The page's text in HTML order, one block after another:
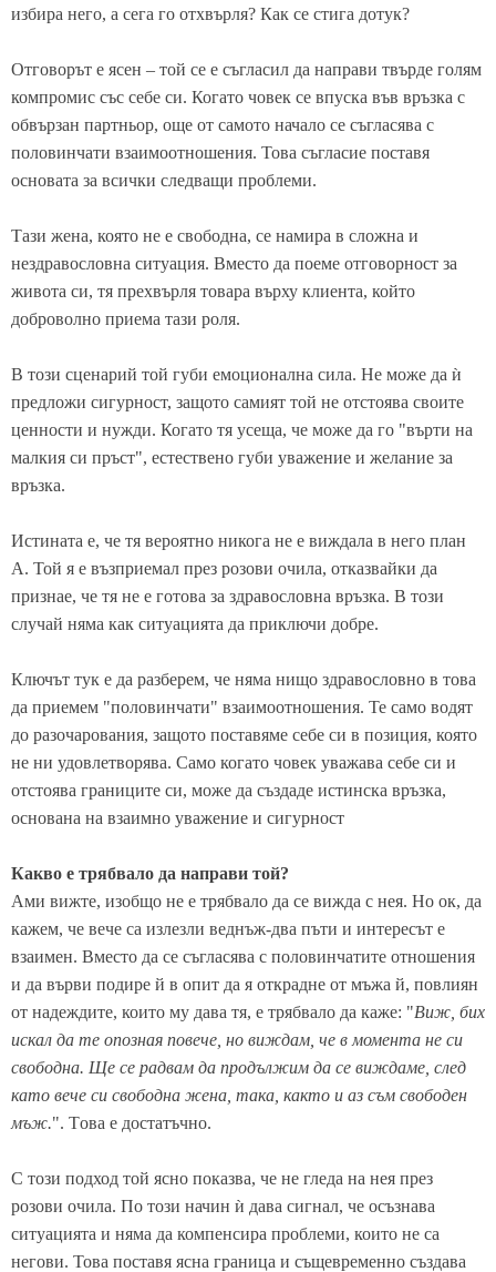
избира него, а сега го отхвърля? Как се стига дотук?
Отговорът е ясен – той се е съгласил да направи твърде голям
компромис със себе си. Когато човек се впуска във връзка с
обвързан партньор, още от самото начало се съгласява с
половинчати взаимоотношения. Това съгласие поставя
основата за всички следващи проблеми.
Тази жена, която не е свободна, се намира в сложна и
нездравословна ситуация. Вместо да поеме отговорност за
живота си, тя прехвърля товара върху клиента, който
доброволно приема тази роля.
В този сценарий той губи емоционална сила. Не може да ѝ
предложи сигурност, защото самият той не отстоява своите
ценности и нужди. Когато тя усеща, че може да го "върти на
малкия си пръст", естествено губи уважение и желание за
връзка.
Истината е, че тя вероятно никога не е виждала в него план
А. Той я е възприемал през розови очила, отказвайки да
признае, че тя не е готова за здравословна връзка. В този
случай няма как ситуацията да приключи добре.
Ключът тук е да разберем, че няма нищо здравословно в това
да приемем "половинчати" взаимоотношения. Те само водят
до разочарования, защото поставяме себе си в позиция, която
не ни удовлетворява. Само когато човек уважава себе си и
отстоява границите си, може да създаде истинска връзка,
основана на взаимно уважение и сигурност
Какво е трябвало да направи той?
Ами вижте, изобщо не е трябвало да се вижда с нея. Но ок, да
кажем, че вече са излeзли веднъж-два пъти и интересът е
взаимен. Вместо да се съгласява с половинчатите отношения
и да върви подире й в опит да я открадне от мъжа й, повлиян
от надеждите, които му дава тя, е трябвало да каже: "Виж, бих
искал да те опозная повече, но виждам, че в момента не си
свободна. Ще се радвам да продължим да се виждаме, след
като вече си свободна жена, така, както и аз съм свободен
мъж.". Tова е достатъчно.
С този подход той ясно показва, че не гледа на нея през
розови очила. По този начин ѝ дава сигнал, че осъзнава
ситуацията и няма да компенсира проблеми, които не са
негови. Това поставя ясна граница и същевременно създава